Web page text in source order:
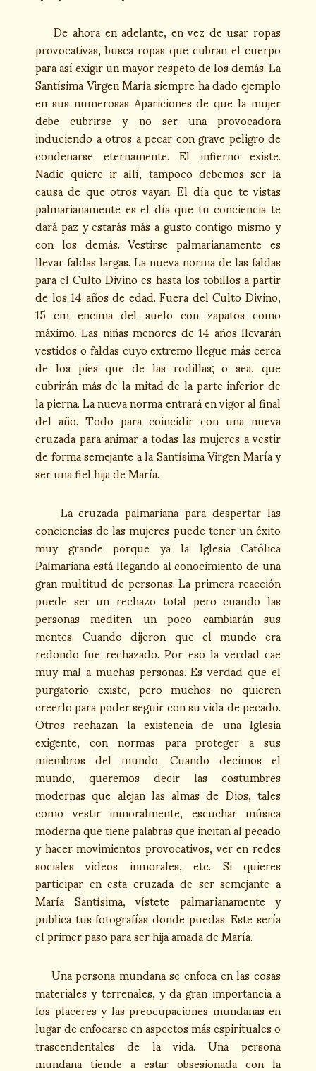
De ahora en adelante, en vez de usar ropas
provocativas, busca ropas que cubran el cuerpo
para así exigir un mayor respeto de los demás. La
Santísima Virgen María siempre ha dado ejemplo
en sus numerosas Apariciones de que la mujer
debe cubrirse y no ser una provocadora
induciendo a otros a pecar con grave peligro de
condenarse eternamente. El infierno existe.
Nadie quiere ir allí, tampoco debemos ser la
causa de que otros vayan. El día que te vistas
palmarianamente es el día que tu conciencia te
dará paz y estarás más a gusto contigo mismo y
con los demás. Vestirse palmarianamente es
llevar faldas largas. La nueva norma de las faldas
para el Culto Divino es hasta los tobillos a partir
de los 14 años de edad. Fuera del Culto Divino,
15 cm encima del suelo con zapatos como
máximo. Las niñas menores de 14 años llevarán
vestidos o faldas cuyo extremo llegue más cerca
de los pies que de las rodillas; o sea, que
cubrirán más de la mitad de la parte inferior de
la pierna. La nueva norma entrará en vigor al final
del año. Todo para coincidir con una nueva
cruzada para animar a todas las mujeres a vestir
de forma semejante a la Santísima Virgen María y
ser una fiel hija de María.
La cruzada palmariana para despertar las
conciencias de las mujeres puede tener un éxito
muy grande porque ya la Iglesia Católica
Palmariana está llegando al conocimiento de una
gran multitud de personas. La primera reacción
puede ser un rechazo total pero cuando las
personas mediten un poco cambiarán sus
mentes. Cuando dijeron que el mundo era
redondo fue rechazado. Por eso la verdad cae
muy mal a muchas personas. Es verdad que el
purgatorio existe, pero muchos no quieren
creerlo para poder seguir con su vida de pecado.
Otros rechazan la existencia de una Iglesia
exigente, con normas para proteger a sus
miembros del mundo. Cuando decimos el
mundo, queremos decir las costumbres
modernas que alejan las almas de Dios, tales
como vestir inmoralmente, escuchar música
moderna que tiene palabras que incitan al pecado
y hacer movimientos provocativos, ver en redes
sociales videos inmorales, etc. Si quieres
participar en esta cruzada de ser semejante a
María Santísima, vístete palmarianamente y
publica tus fotografías donde puedas. Este sería
el primer paso para ser hija amada de María.
Una persona mundana se enfoca en las cosas
materiales y terrenales, y da gran importancia a
los placeres y las preocupaciones mundanas en
lugar de enfocarse en aspectos más espirituales o
trascendentales de la vida. Una persona
mundana tiende a estar obsesionada con la